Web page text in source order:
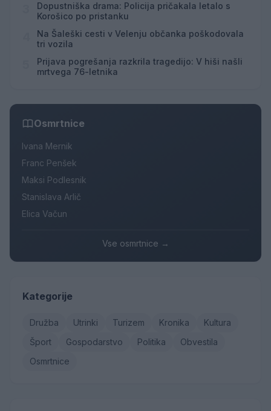
Dopustniška drama: Policija pričakala letalo s
Korošico po pristanku
Na Šaleški cesti v Velenju občanka poškodovala
tri vozila
Prijava pogrešanja razkrila tragedijo: V hiši našli
mrtvega 76-letnika
Osmrtnice
Ivana Mernik
Franc Penšek
Maksi Podlesnik
Stanislava Arlič
Elica Vačun
Vse osmrtnice →
Kategorije
Družba Utrinki Turizem Kronika
Kultura
Šport
Gospodarstvo Politika
Obvestila
Osmrtnice